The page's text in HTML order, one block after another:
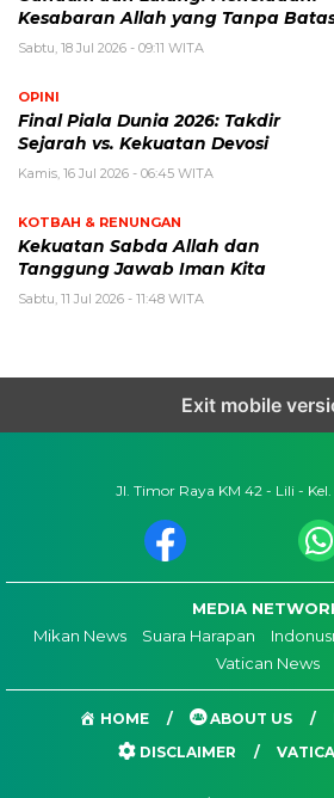
Kesabaran Allah yang Tanpa
Sabtu, 18 Jul 2026 - 09:11 WITA
OPINI
Final Piala Dunia 2026: Takdir
Sejarah vs. Kekuatan Devosi
Kamis, 16 Jul 2026 - 06:45 WITA
KOTBAH & RENUNGAN
Kekuatan Sabda Allah dan
Tanggung Jawab Iman Kita
Sabtu, 11 Jul 2026 - 11:48 WITA
Exit mobile
Jl. Timor Raya KM 42 - Lili -
MEDIA
Mikan News
Suara Harapan
Vatican News
HOME ABOUT US
DISCLAIMER